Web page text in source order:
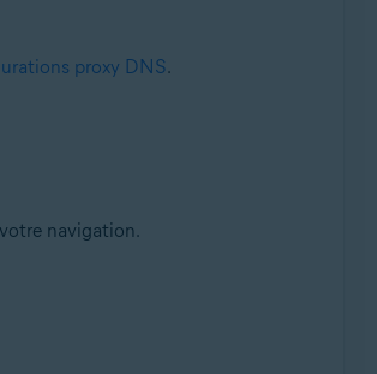
proxy DNS.
navigation.